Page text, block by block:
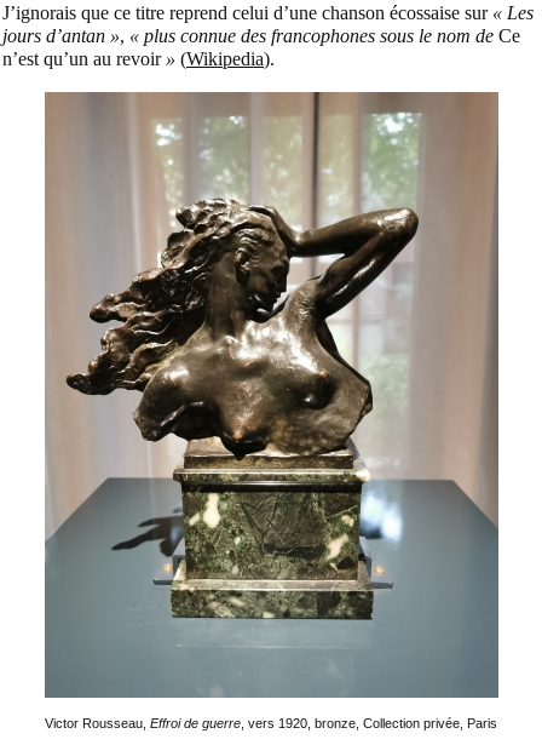
J’ignorais que ce titre reprend celui d’une chanson écossaise sur « Les
jours d’antan », « plus connue des francophones sous le nom de Ce
n’est qu’un au revoir» (Wikipedia).
Victor Rousseau, Effroi de guerre , vers 1920, bronze, Collection privée, Paris